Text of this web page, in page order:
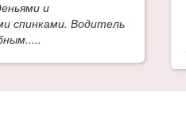
и
спинками. Водитель